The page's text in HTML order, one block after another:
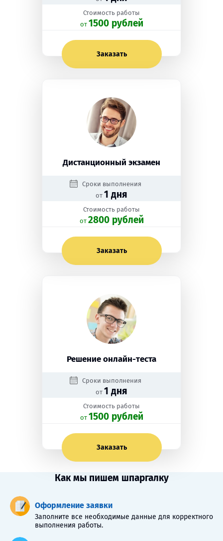
Стоимость работы
oт 1500 рублей
Заказать
Дистанционный экзамен
Сроки выполнения
от 1 дня
Стоимость работы
oт 2800 рублей
Заказать
Решение онлайн-теста
Сроки выполнения
от 1 дня
Стоимость работы
oт 1500 рублей
Заказать
Как мы пишем шпаргалку
Оформление заявки
Заполните все необходимые данные для корректного
выполнения работы.